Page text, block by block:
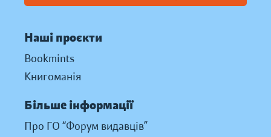
Наші проєкти
Bookmints
Книгоманія
Більше інформації
Про ГО “Форум видавців”